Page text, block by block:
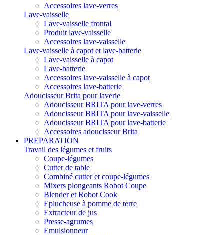
Accessoires lave-verres
Lave-vaisselle
Lave-vaisselle frontal
Produit lave-vaisselle
Accessoires lave-vaisselle
Lave-vaisselle à capot et lave-batterie
Lave-vaisselle à capot
Lave-batterie
Accessoires lave-vaisselle à capot
Accessoires lave-batterie
Adoucisseur Brita pour laverie
Adoucisseur BRITA pour lave-verres
Adoucisseur BRITA pour lave-vaisselle
Adoucisseur BRITA pour lave-batterie
Accessoires adoucisseur Brita
PREPARATION
Travail des légumes et fruits
Coupe-légumes
Cutter de table
Combiné cutter et coupe-légumes
Mixers plongeants Robot Coupe
Blender et Robot Cook
Eplucheuse à pomme de terre
Extracteur de jus
Presse-agrumes
Emulsionneur